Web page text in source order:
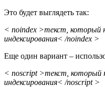
Это будет выглядеть так:
< noindex >текст,
индексирования< /noindex >
Еще один вариант –
< noscript >текст,
индексирования< /noscript >